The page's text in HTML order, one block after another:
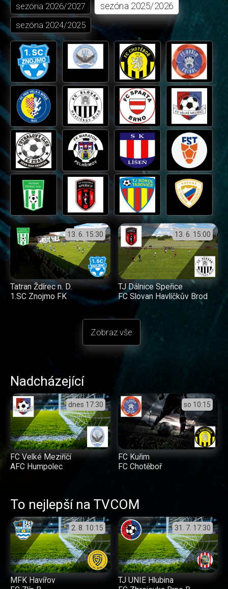
sezóna 2026/2027 sezóna 2025/2026
sezóna 2024/2025
13. 6. 15:30
Tatran Ždírec n. D.
1.SC Znojmo FK
13. 6. 15:00
TJ Dálnice Speřice
FC Slovan Havlíčkův Brod
Zobraz vše
Nadcházející
dnes 17:30
FC Velké Meziříčí
AFC Humpolec
so 10:15
FC Kuřim
FC Chotěboř
To nejlepší na TVCOM
2. 8. 10:15
MFK Havířov
31. 7. 17:30
TJ UNIE Hlubina